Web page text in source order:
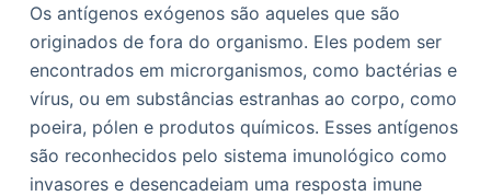
Os antígenos exógenos são aqueles que são
originados de fora do organismo. Eles podem ser
encontrados em microrganismos, como bactérias e
vírus, ou em substâncias estranhas ao corpo, como
poeira, pólen e produtos químicos. Esses antígenos
são reconhecidos pelo sistema imunológico como
invasores e desencadeiam uma resposta imune